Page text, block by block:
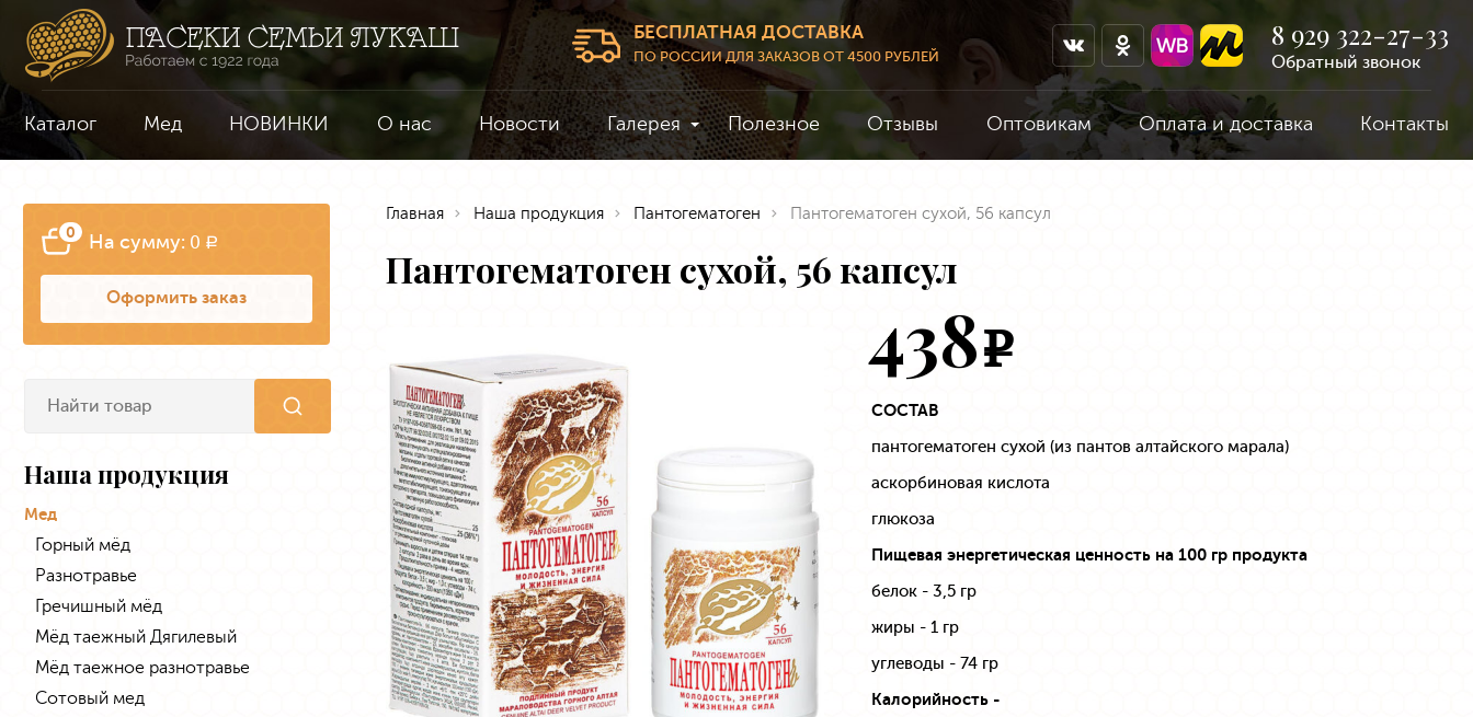
БЕСПЛАТНАЯ ДОСТАВКА
ПО РОССИИ ДЛЯ ЗАКАЗОВ ОТ 4500 РУБЛЕЙ
8 929 322-27-33
Обратный звонок
Каталог Мед НОВИНКИ О нас Новости Галерея Полезное Отзывы Оптовикам Оплата и доставка Контакты
0 На сумму: 0 a
Оформить заказ
Наша продукция
Мед
Горный мёд
Разнотравье
Гречишный мёд
Мёд таежный Дягилевый
Мёд таежное разнотравье
Сотовый мед
Главная Наша продукция Пантогематоген Пантогематоген сухой, 56 капсул
Пантогематоген сухой, 56 капсул
438e
СОСТАВ
пантогематоген сухой (из пантов алтайского марала)
аскорбиновая кислота
глюкоза
Пищевая энергетическая ценность на 100 гр продукта
белок - 3,5 гр
жиры - 1 гр
углеводы - 74 гр
Калорийность -